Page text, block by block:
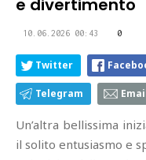
e divertimento
10.06.2026 00:43 0
Twitter
Telegram
Un’altra bellissima
il solito entusiasmo e